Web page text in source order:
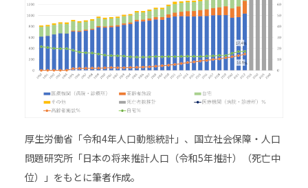
厚生労働省「令和4年人口動態統計」、国立社会保障・人口
問題研究所「日本の将来推計人口（令和5年推計）（死亡中
位）」をもとに筆者作成。